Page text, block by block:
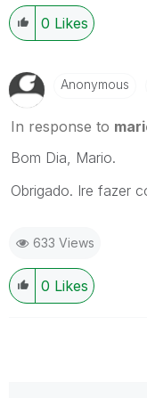
0 Likes
Anonymous
In response to
Bom Dia, Mario.
Obrigado. Ire fazer
633 Views
0 Likes